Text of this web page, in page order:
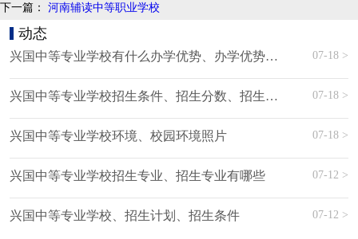
下一篇： 河南辅读中等职业学校
动态
兴国中等专业学校有什么办学优势、办学优势有哪些 07-18 >
兴国中等专业学校招生条件、招生分数、招生要求 07-18 >
兴国中等专业学校环境、校园环境照片 07-18 >
兴国中等专业学校招生专业、招生专业有哪些 07-12 >
兴国中等专业学校、招生计划、招生条件 07-12 >